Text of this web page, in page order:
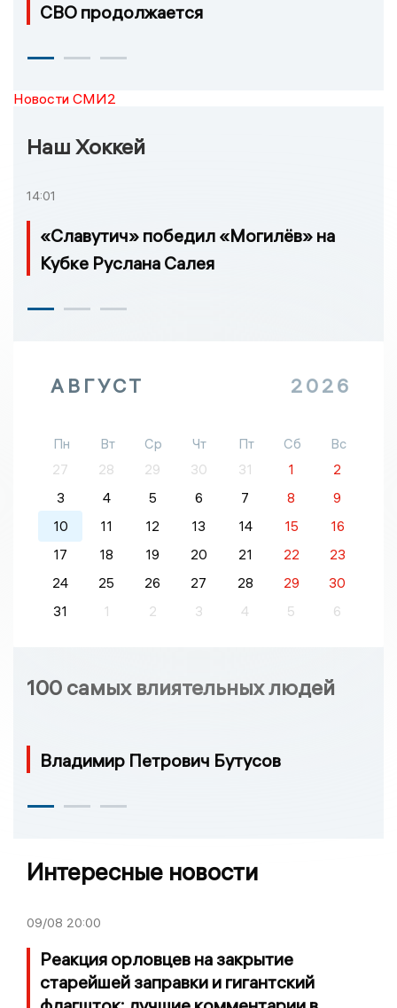
СВО продолжается
Новости СМИ2
Наш Хоккей
14:01
«Славутич» победил «Могилёв» на
Кубке Руслана Салея
АВГУСТ 2026
Пн Вт Ср Чт Пт Сб
Вс
27
28 29 30 31 1
2
3
4 5 6 7 8
9
10
11 12 13 14 15
16
17
18 19 20 21 22
23
24
25 26 27 28 29
30
31
1 2 3 4 5 6
100 самых влиятельных людей
Владимир Петрович Бутусов
Интересные новости
09/08 20:00
Реакция орловцев на закрытие
старейшей заправки и гигантский